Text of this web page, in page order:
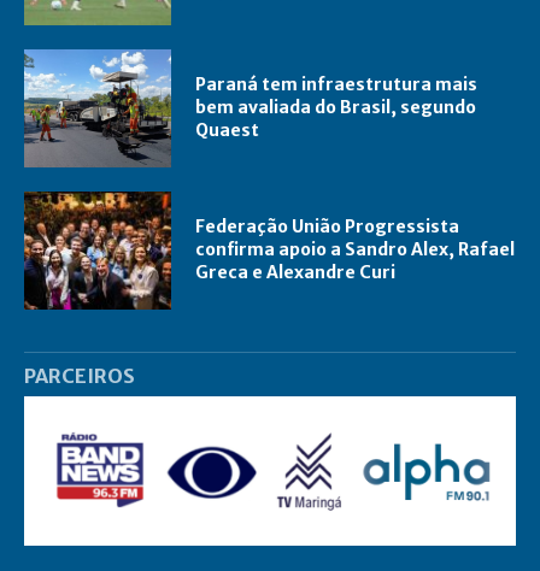
Paraná tem infraestrutura mais
bem avaliada do Brasil, segundo
Quaest
Federação União Progressista
confirma apoio a Sandro Alex, Rafael
Greca e Alexandre Curi
PARCEIROS